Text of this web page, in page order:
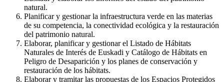
natural.
Planificar y gestionar la infraestructura verde en las materias
de su competencia, la conectividad ecológica y la restauración
del patrimonio natural.
Elaborar, planificar y gestionar el Listado de Hábitats
Naturales de Interés de Euskadi y Catálogo de Hábitats en
Peligro de Desaparición y los planes de conservación y
restauración de los hábitats.
Elaborar y tramitar las propuestas de los Espacios Protegidos